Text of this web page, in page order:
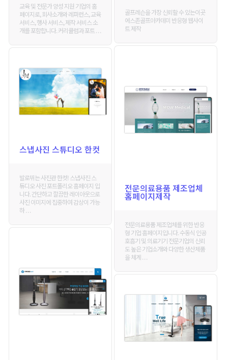
골프레슨을 가장 신뢰할 수 있는이곳
에스존골프아카데미 반응형 웹사이
트 제작
교육 및 전문가 양성 지원 기업의 홈
페이지로, 회사소개와 레퍼런스, 교육
서비스, 행사 서비스, 제작 서비스 소
개를 포함합니다. 커리큘럼과 포트 . . .
전문의료용품 제조업체
홈페이지제작
전문의료용품 제조업체를 위한 반응
형 기업 홈페이지입니다. 수동식 인공
호흡기 및 의료기기 전문기업의 신뢰
도 높은 기업소개와 다양한 생산제품
을 체계 . . .
스냅사진 스튜디오 한컷
발로뛰는 사진관 한컷! 스냅사진 스
튜디오 사진 포트폴리오 홈페이지 입
니다. 간단하고 깔끔한 레이아웃으로
사진 이미지에 집중하여 감상이 가능
하 . . .